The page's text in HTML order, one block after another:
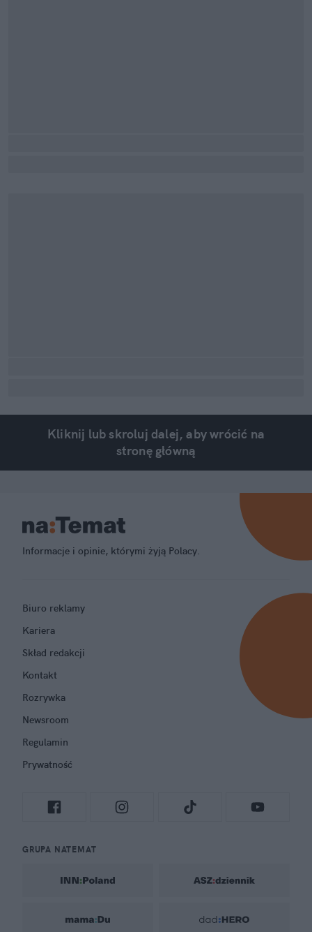
Kliknij lub skroluj dalej, aby wrócić na
stronę główną
Informacje i opinie, którymi żyją Polacy.
Biuro reklamy
Kariera
Skład redakcji
Kontakt
Rozrywka
Newsroom
Regulamin
Prywatność
GRUPA NATEMAT